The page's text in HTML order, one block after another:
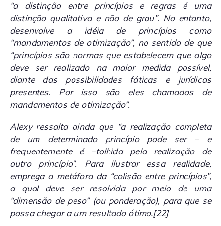
“a distinção entre princípios e regras é uma
distinção qualitativa e não de grau”. No entanto,
desenvolve a idéia de princípios como
“mandamentos de otimização”, no sentido de que
“princípios são normas que estabelecem que algo
deve ser realizado na maior medida possível,
diante das possibilidades fáticas e jurídicas
presentes. Por isso são eles chamados de
mandamentos de otimização”.
Alexy ressalta ainda que “a realização completa
de um determinado princípio pode ser – e
frequentemente é –tolhida pela realização de
outro princípio”. Para ilustrar essa realidade,
emprega a metáfora da “colisão entre princípios”,
a qual deve ser resolvida por meio de uma
“dimensão de peso” (ou ponderação), para que se
possa chegar a um resultado ótimo.[22]